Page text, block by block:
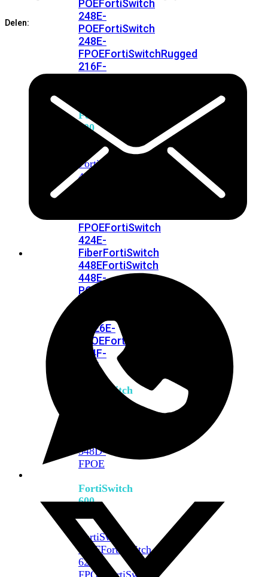
POEFortiSwitch
248E-
POEFortiSwitch
248E-
FPOEFortiSwitchRugged
216F-
FortiSwitch
400
Series
FortiSwitch
424E
FPOEFortiSwitch
424E-
FiberFortiSwitch
448EFortiSwitch
448E-
POE
M426E-
FPOEFortiSwitchRugged
424F-
POE
FortiSwitch
548D-
FPOE
FortiSwitch
600
FortiSwitch
624FFortiSwitch
624F-
FPOE
FortiSwitch
Delen: